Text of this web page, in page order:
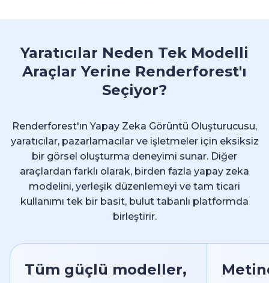
Yaratıcılar Neden Tek Modelli
Araçlar Yerine Renderforest'ı
Seçiyor?
Renderforest'ın Yapay Zeka Görüntü Oluşturucusu,
yaratıcılar, pazarlamacılar ve işletmeler için eksiksiz
bir görsel oluşturma deneyimi sunar. Diğer
araçlardan farklı olarak, birden fazla yapay zeka
modelini, yerleşik düzenlemeyi ve tam ticari
kullanımı tek bir basit, bulut tabanlı platformda
birleştirir.
Tüm güçlü modeller,